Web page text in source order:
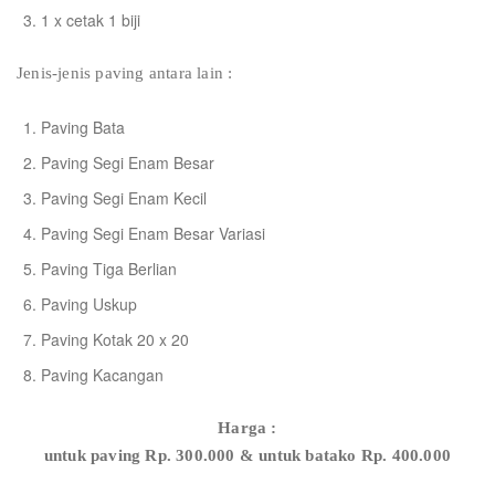
1 x cetak 1 biji
Jenis-jenis paving antara lain :
Paving Bata
Paving Segi Enam Besar
Paving Segi Enam Kecil
Paving Segi Enam Besar Variasi
Paving Tiga Berlian
Paving Uskup
Paving Kotak 20 x 20
Paving Kacangan
Harga :
untuk paving Rp. 300.000 & untuk batako Rp. 400.000